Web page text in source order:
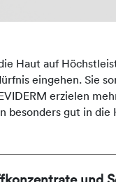
Haut auf
eingehen. Sie
erzielen
besonders gut in